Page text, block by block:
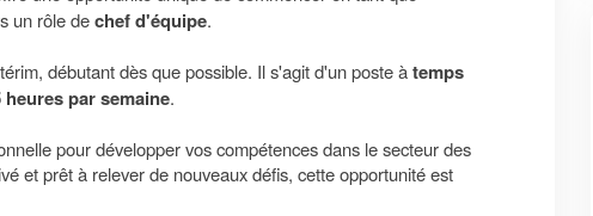
un rôle dechef d'équipe.
débutant dès que possible. Il s'agit d'un poste àtemps
heures par semaine.
pour développer vos compétences dans le secteur des
et prêt à relever de nouveaux défis, cette opportunité est